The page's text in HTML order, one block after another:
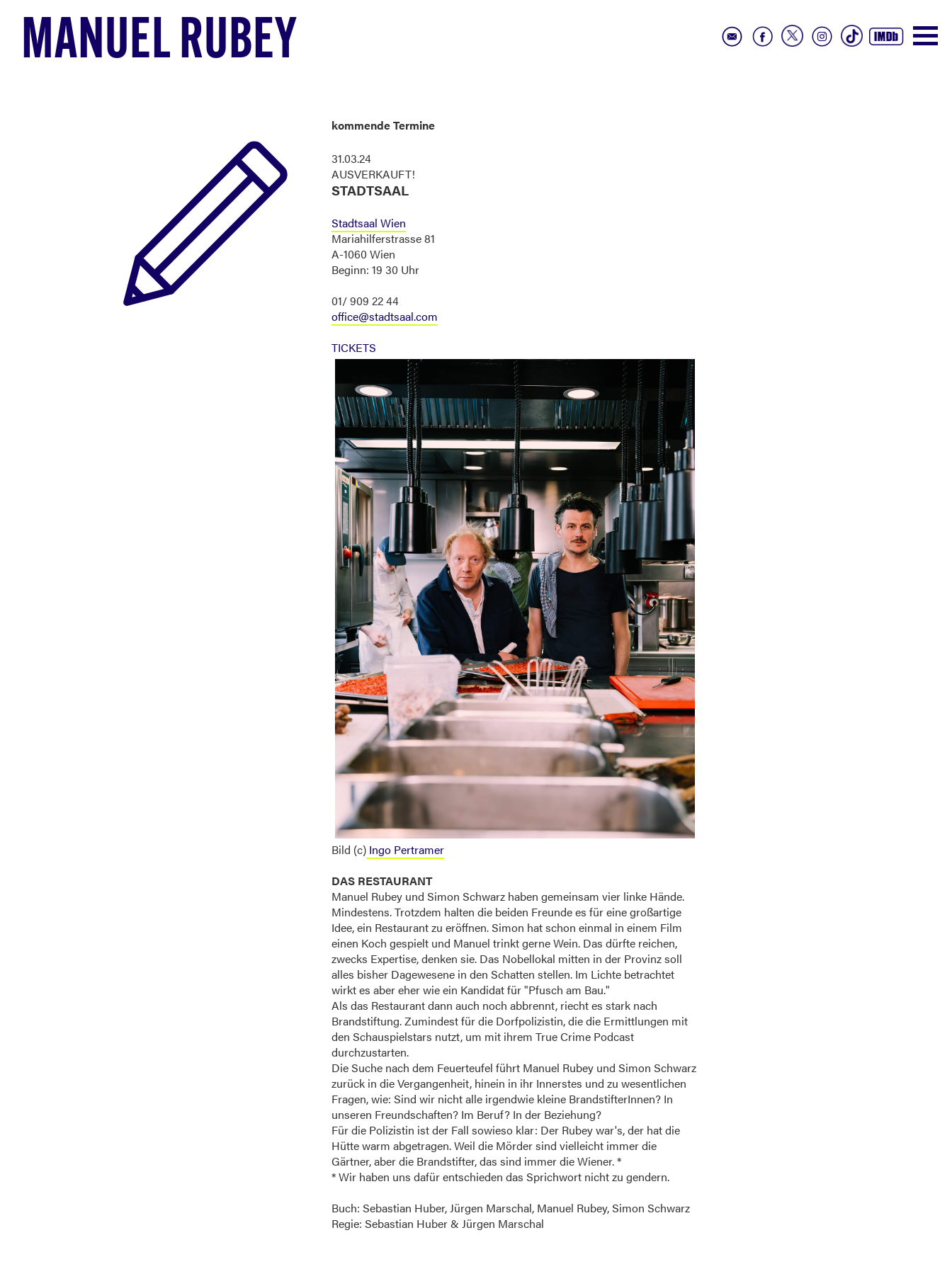
MANUEL RUBEY
kommende Termine
31.03.24
AUSVERKAUFT!
STADTSAAL
Stadtsaal Wien
Mariahilferstrasse 81
A-1060 Wien
Beginn: 19 30 Uhr
01/ 909 22 44
office@stadtsaal.com
TICKETS
Bild (c) Ingo Pertramer
DAS RESTAURANT
Manuel Rubey und Simon Schwarz haben gemeinsam vier linke Hände.
Mindestens. Trotzdem halten die beiden Freunde es für eine großartige
Idee, ein Restaurant zu eröffnen. Simon hat schon einmal in einem Film
einen Koch gespielt und Manuel trinkt gerne Wein. Das dürfte reichen,
zwecks Expertise, denken sie. Das Nobellokal mitten in der Provinz soll
alles bisher Dagewesene in den Schatten stellen. Im Lichte betrachtet
wirkt es aber eher wie ein Kandidat für "Pfusch am Bau."
Als das Restaurant dann auch noch abbrennt, riecht es stark nach
Brandstiftung. Zumindest für die Dorfpolizistin, die die Ermittlungen mit
den Schauspielstars nutzt, um mit ihrem True Crime Podcast
durchzustarten.
Die Suche nach dem Feuerteufel führt Manuel Rubey und Simon Schwarz
zurück in die Vergangenheit, hinein in ihr Innerstes und zu wesentlichen
Fragen, wie: Sind wir nicht alle irgendwie kleine BrandstifterInnen? In
unseren Freundschaften? Im Beruf? In der Beziehung?
Für die Polizistin ist der Fall sowieso klar: Der Rubey war's, der hat die
Hütte warm abgetragen. Weil die Mörder sind vielleicht immer die
Gärtner, aber die Brandstifter, das sind immer die Wiener. *
* Wir haben uns dafür entschieden das Sprichwort nicht zu gendern.
Buch: Sebastian Huber, Jürgen Marschal, Manuel Rubey, Simon Schwarz
Regie: Sebastian Huber & Jürgen Marschal